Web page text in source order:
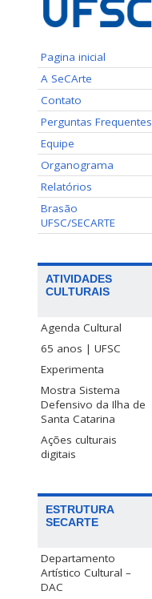
Pagina inicial
A SeCArte
Contato
Perguntas Frequentes
Equipe
Organograma
Relatórios
Brasão
UFSC/SECARTE
ATIVIDADES
CULTURAIS
Agenda Cultural
65 anos | UFSC
Experimenta
Mostra Sistema
Defensivo da Ilha de
Santa Catarina
Ações culturais
digitais
ESTRUTURA
SECARTE
Departamento
Artístico Cultural –
DAC